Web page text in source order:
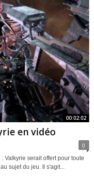
00:02:02
en vidéo
0
Valkyrie serait offert pour toute
sujet du jeu. Il s'agit...